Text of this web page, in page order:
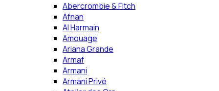
Abercrombie & Fitch
Afnan
Al Harmain
Amouage
Ariana Grande
Armaf
Armani
Armani Privé